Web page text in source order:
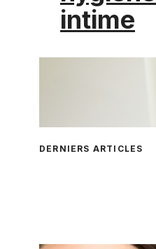
intime
DERNIERS ARTICLES